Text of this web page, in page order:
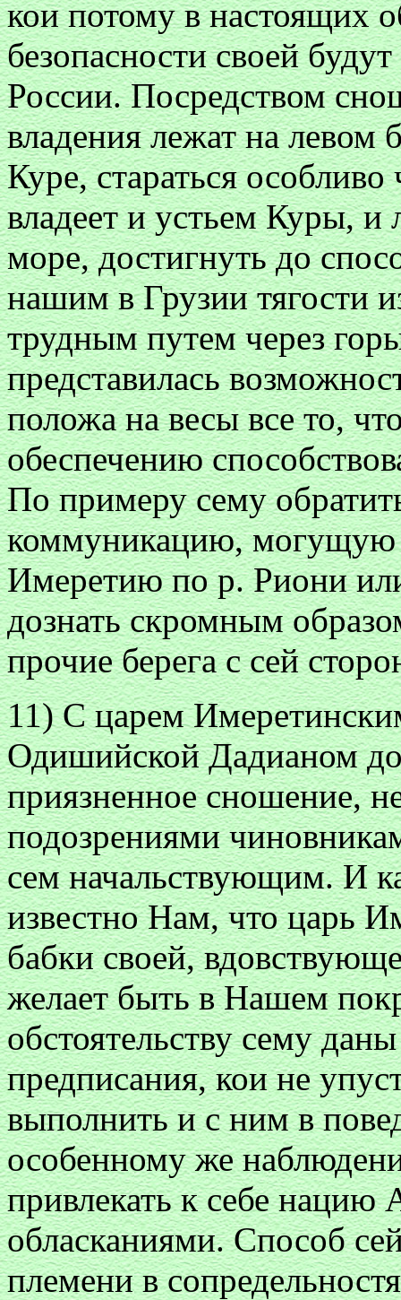
кои потому в настоящих
безопасности своей
России. Посредством
владения лежат на левом
Куре, стараться
владеет и устьем Куры,
море, достигнуть до
нашим в Грузии тягости
трудным путем через
представилась
положа на весы все то,
обеспечению
По примеру сему
коммуникацию, могущую
Имеретию по р. Риони
дознать скромным
прочие берега с сей
11) С царем
Одишийской Дадианом
приязненное сношение,
подозрениями
сем начальствующим. И
известно Нам, что царь
бабки своей,
желает быть в Нашем
обстоятельству сему
предписания, кои не
выполнить и с ним в
особенному же
привлекать к себе
обласканиями. Способ
племени в